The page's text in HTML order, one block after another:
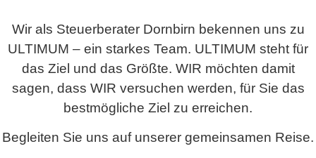
Wir als Steuerberater Dornbirn bekennen uns zu
ULTIMUM – ein starkes Team. ULTIMUM steht für
das Ziel und das Größte. WIR möchten damit
sagen, dass WIR versuchen werden, für Sie das
bestmögliche Ziel zu erreichen.
Begleiten Sie uns auf unserer gemeinsamen Reise.